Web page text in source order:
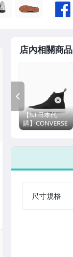
店內相關商品
【S.I 日本代
購】CONVERSE
japan ALL STAR
尺寸規格